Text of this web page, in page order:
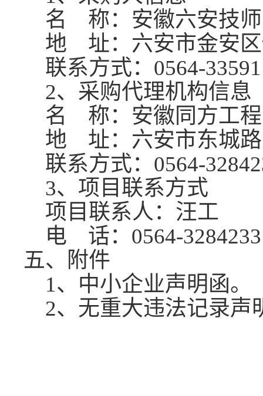
名
称：安徽六安技
地 址：六安市金安
联系方式： 0564-
2、采购代理机构信息
名
称：安徽同方工
地 址：六安市东城
联系方式： 0564-
3、项目联系方式
项目联系人： 汪工
电 话：0564-3284233
五、附件
1、中小企业声明函。
2、无重大违法记录声